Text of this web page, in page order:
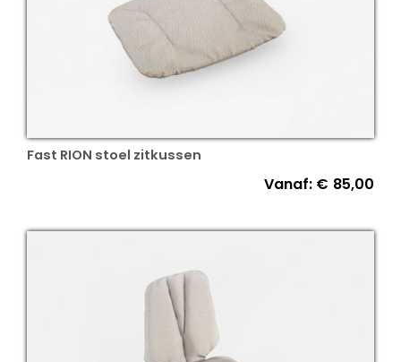
Fast RION stoel zitkussen
Vanaf: € 85,00